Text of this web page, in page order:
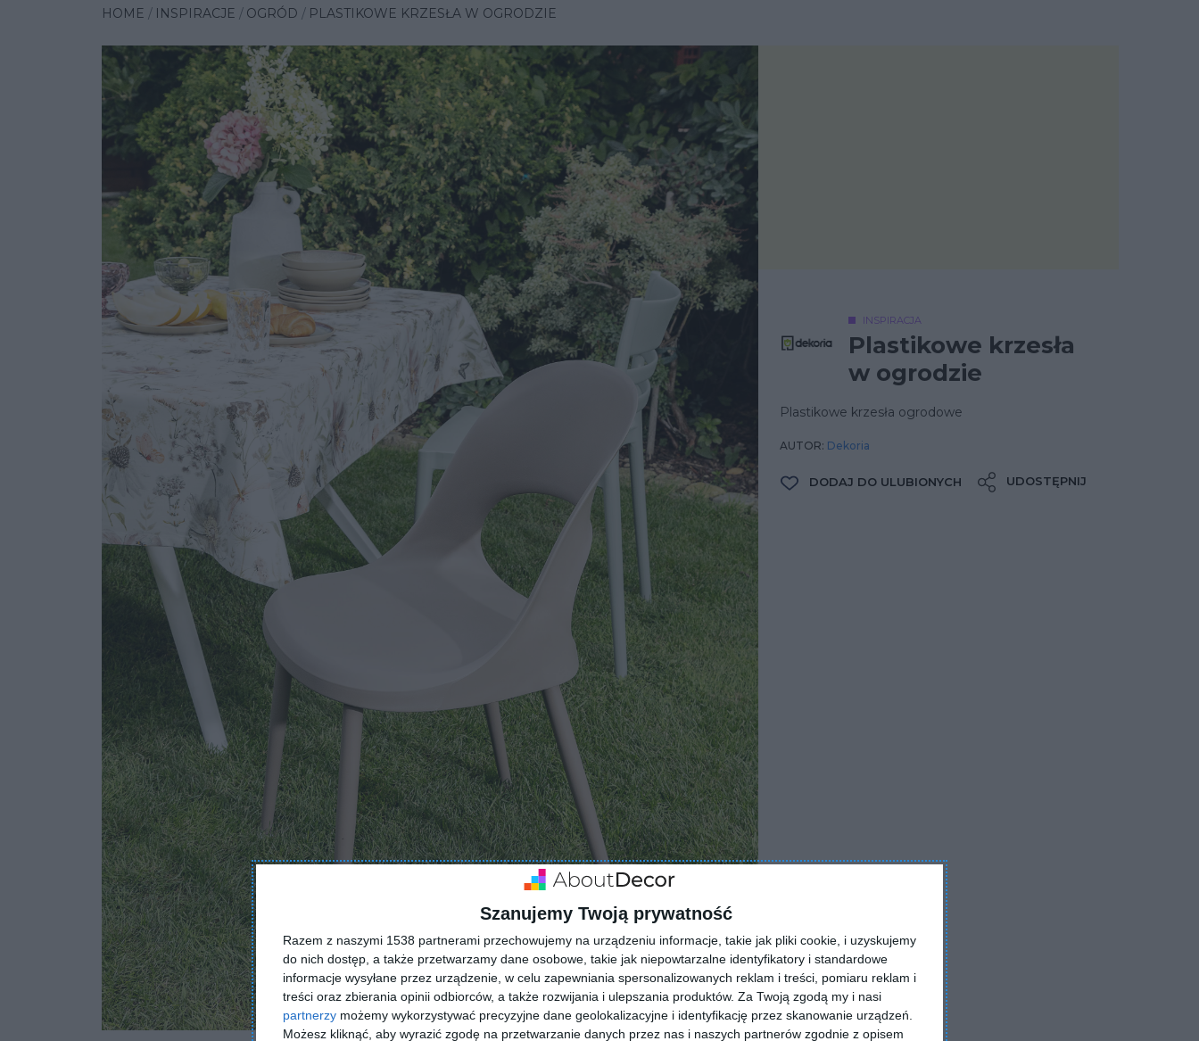
Szanujemy Twoją prywatność
Razem z naszymi 1538 partnerami przechowujemy na urządzeniu informacje, takie jak pliki cookie, i uzyskujemy
do nich dostęp, a także przetwarzamy dane osobowe, takie jak niepowtarzalne identyfikatory i standardowe
informacje wysyłane przez urządzenie, w celu zapewniania spersonalizowanych reklam i treści, pomiaru reklam i
treści oraz zbierania opinii odbiorców, a także rozwijania i ulepszania produktów. Za Twoją zgodą my i nasi
partnerzy możemy wykorzystywać precyzyjne dane geolokalizacyjne i identyfikację przez skanowanie urządzeń.
Możesz kliknąć, aby wyrazić zgodę na przetwarzanie danych przez nas i naszych partnerów zgodnie z opisem
HOME INSPIRACJE OGRÓD PLASTIKOWE KRZESŁA W OGRODZIE
INSPIRACJA
Plastikowe krzesła
w ogrodzie
Plastikowe krzesła ogrodowe
AUTOR: Dekoria
DODAJ DO ULUBIONYCH UDOSTĘPNIJ